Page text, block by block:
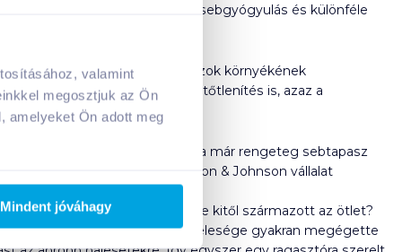
valamint
megosztjuk az Ön
amelyeket Ön adott meg
Mindent jóváhagy
A kosarad jelenleg üres.
hatására hatékonyabb a sebgyógyulás és különféle
vált a sebek és azok környékének
(pl.: jód oldat) és az eszközfertőtlenítés is, azaz a
antibakteriálisak legyenek. Ma már rengeteg sebtapasz
A modern sebtapasz a Johnson & Johnson vállalat
1924-ben kezdődött meg. De kitől származott az ötlet?
származik. Mivel a felesége gyakran megégette